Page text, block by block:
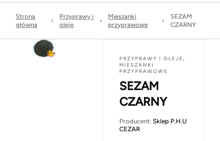
Strona
główna
Przyprawy i
oleje
Mieszanki
przyprawowe
SEZAM
CZARNY
PRZYPRAWY I OLEJE ,
MIESZANKI
PRZYPRAWOWE
SEZAM
CZARNY
Producent: Sklep P.H.U
CEZAR